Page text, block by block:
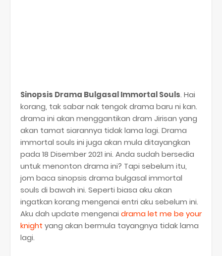
Sinopsis Drama Bulgasal Immortal Souls. Hai
korang, tak sabar nak tengok drama baru ni kan.
drama ini akan menggantikan dram Jirisan yang
akan tamat siarannya tidak lama lagi. Drama
immortal souls ini juga akan mula ditayangkan
pada 18 Disember 2021 ini. Anda sudah bersedia
untuk menonton drama ini? Tapi sebelum itu,
jom baca sinopsis drama bulgasal immortal
souls di bawah ini. Seperti biasa aku akan
ingatkan korang mengenai entri aku sebelum ini.
Aku dah update mengenai drama let me be your
knight yang akan bermula tayangnya tidak lama
lagi.